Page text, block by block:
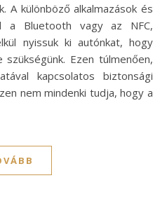
A különböző alkalmazások és
a Bluetooth vagy az NFC,
nyissuk ki autónkat, hogy
szükségünk. Ezen túlmenően,
kapcsolatos biztonsági
nem mindenki tudja, hogy a